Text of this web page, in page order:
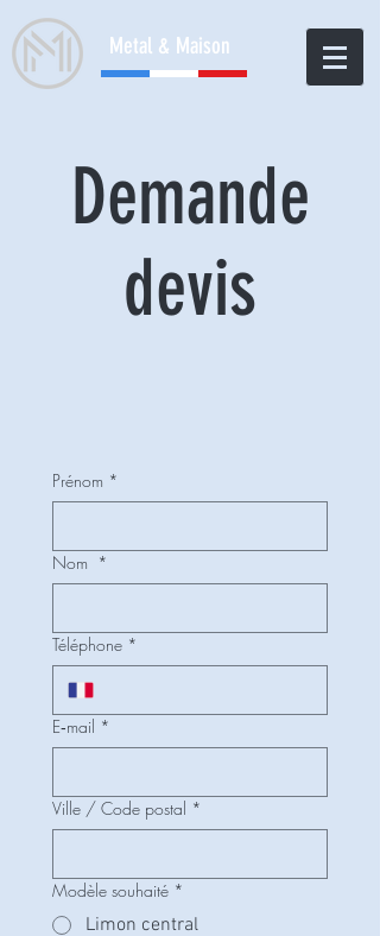
Metal & Maison
Demande
devis
Prénom *
Nom *
Téléphone *
E‑mail *
Ville / Code postal *
Modèle souhaité *
Limon central